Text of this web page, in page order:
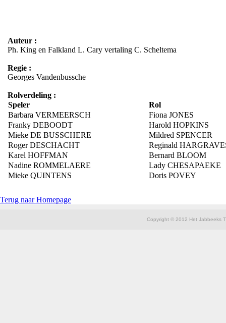
Auteur :
Ph. King en Falkland L. Cary vertaling C. Scheltema
Regie :
Georges Vandenbussche
Rolverdeling :
Speler
Rol
Barbara VERMEERSCH
Fiona JONES
Franky DEBOODT
Harold HOPKINS
Mieke DE BUSSCHERE
Mildred SPENCER
Roger DESCHACHT
Reginald
Karel HOFFMAN
Bernard BLOOM
Nadine ROMMELAERE
Lady CHESAPAEKE
Mieke QUINTENS
Doris POVEY
Terug naar Homepage
Copyright © 2012 Het Jabbeeks